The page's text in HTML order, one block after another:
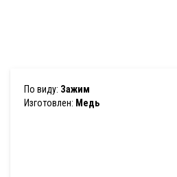
По виду: Зажим
Изготовлен: Медь